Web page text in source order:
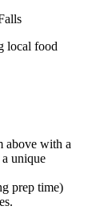
local food
above with a
unique
prep time)